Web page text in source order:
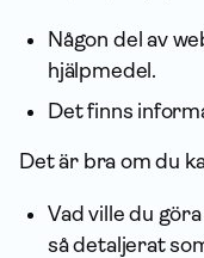
Någon del av
hjälpmedel.
Det finns
Det är bra om du
Vad ville du
så detaljerat